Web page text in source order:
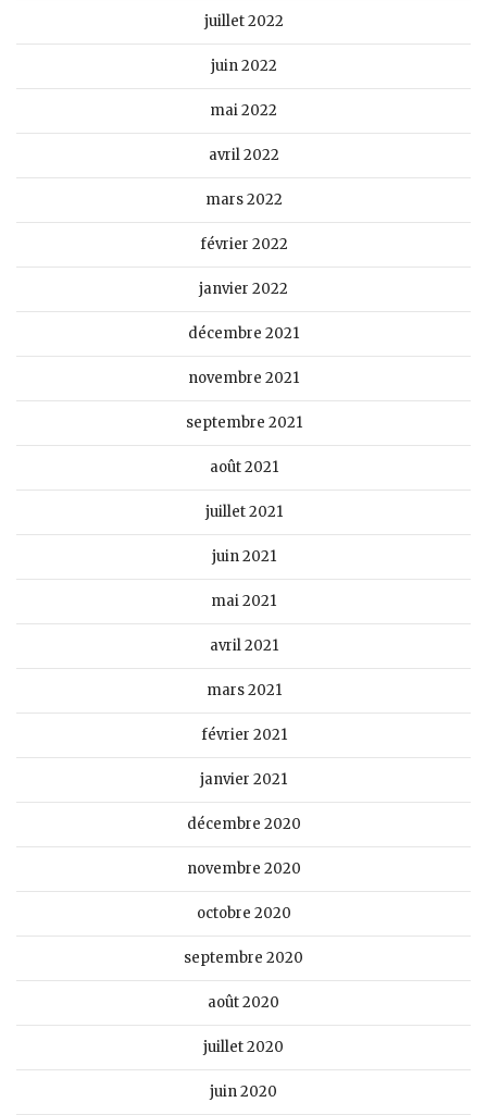
juillet 2022
juin 2022
mai 2022
avril 2022
mars 2022
février 2022
janvier 2022
décembre 2021
novembre 2021
septembre 2021
août 2021
juillet 2021
juin 2021
mai 2021
avril 2021
mars 2021
février 2021
janvier 2021
décembre 2020
novembre 2020
octobre 2020
septembre 2020
août 2020
juillet 2020
juin 2020